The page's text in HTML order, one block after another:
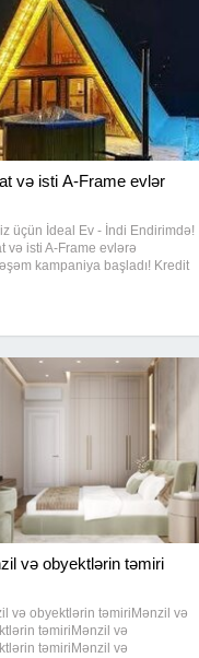
və isti A-Frame evlər
üçün İdeal Ev - İndi Endirimdə!
və isti A-Frame evlərə
kampaniya başladı! Kredit
və obyektlərin təmiri
və obyektlərin təmiriMənzil və
təmiriMənzil və
təmiriMənzil və